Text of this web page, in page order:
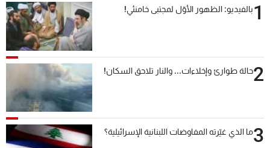
1بالفيديو: الظهور الأوّل لمجتبى خامنئي!
2حالة طوارئ وإخلاءات... والنار تلاحق السكان!
3ما الذي غيّرته المفاوضات اللبنانية الإسرائيلية؟